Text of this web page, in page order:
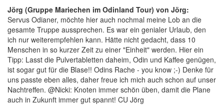
Jörg (Gruppe Mariechen im Odinland Tour) von Jörg:
Servus Odianer, möchte hier auch nochmal meine Lob an die
gesamte Truppe aussprechen. Es war ein genialer Urlaub, den
ich nur weiterempfehlen kann. Hätte nicht gedacht, dass 10
Menschen in so kurzer Zeit zu einer "Einheit" werden. Hier ein
Tipp: Lasst die Pulvertabletten daheim, Odin und Kaffee genügen,
ist sogar gut für die Blase!! Odins Rache - you know ;-) Denke für
uns passte eben alles, daher freue ich mich auch schon auf unser
Nachtreffen. @Nicki: Knoten immer schön üben, damit die Plane
auch in Zukunft immer gut spannt! CU Jörg